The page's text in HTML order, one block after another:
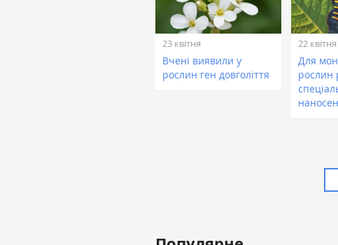
23 квітня
Вчені виявили у
рослин ген довголіття
22 квітня
Для
рослин